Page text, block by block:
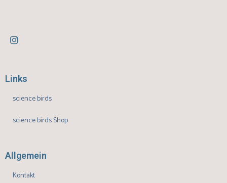
Links
science birds
science birds Shop
Allgemein
Kontakt